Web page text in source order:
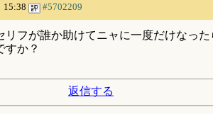
15:38 #5702209
フが誰か助けてニャに一度だけなっ
すか？
返信する